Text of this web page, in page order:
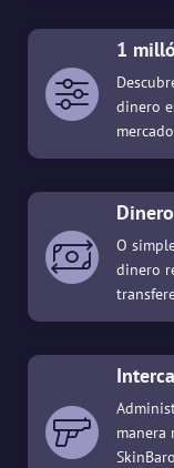
1
dinero
O
dinero
manera